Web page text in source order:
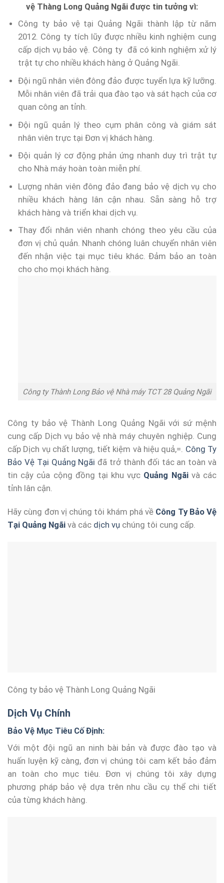
vệ Thàng Long Quảng Ngãi được tin tưởng vì:
Công ty bảo vệ tại Quảng Ngãi thành lập từ năm
2012. Công ty tích lũy được nhiều kinh nghiệm cung
cấp dịch vụ bảo vệ. Công ty đã có kinh nghiệm xử lý
trật tự cho nhiều khách hàng ở Quảng Ngãi.
Đội ngũ nhân viên đông đảo được tuyển lựa kỹ lưỡng.
Mỗi nhân viên đã trải qua đào tạo và sát hạch của cơ
quan công an tỉnh.
Đội ngũ quản lý theo cụm phân công và giám sát
nhân viên trực tại Đơn vị khách hàng.
Đội quản lý cơ động phản ứng nhanh duy trì trật tự
cho Nhà máy hoàn toàn miễn phí.
Lượng nhân viên đông đảo đang bảo vệ dịch vụ cho
nhiều khách hàng lân cận nhau. Sẵn sàng hỗ trợ
khách hàng và triển khai dịch vụ.
Thay đổi nhân viên nhanh chóng theo yêu cầu của
đơn vị chủ quản. Nhanh chóng luân chuyển nhân viên
đến nhận việc tại mục tiêu khác. Đảm bảo an toàn
cho cho mọi khách hàng.
Công ty Thành Long Bảo vệ Nhà máy TCT 28 Quảng Ngãi
Công ty bảo vệ Thành Long Quảng Ngãi với sứ mệnh
cung cấp Dịch vụ bảo vệ nhà máy chuyên nghiệp. Cung
cấp Dịch vụ chất lượng, tiết kiệm và hiệu quả,=. Công Ty
Bảo Vệ Tại Quảng Ngãi đã trở thành đối tác an toàn và
tin cậy của cộng đồng tại khu vực Quảng Ngãivà các
tỉnh lân cận.
Hãy cùng đơn vị chúng tôi khám phá về Công Ty Bảo Vệ
Tại Quảng Ngãi và các dịch vụ chúng tôi cung cấp.
Công ty bảo vệ Thành Long Quảng Ngãi
Dịch Vụ Chính
Bảo Vệ Mục Tiêu Cố Định:
Với một đội ngũ an ninh bài bản và được đào tạo và
huấn luyện kỹ càng, đơn vị chúng tôi cam kết bảo đảm
an toàn cho mục tiêu. Đơn vị chúng tôi xây dựng
phương pháp bảo vệ dựa trên nhu cầu cụ thể chi tiết
của từng khách hàng.